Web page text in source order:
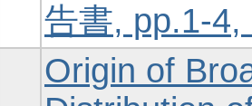
告書, pp.1-4,
Origin of